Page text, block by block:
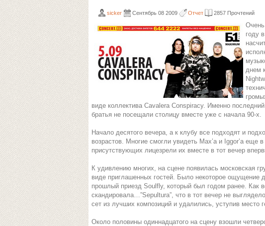
sicker Сентябрь 08 2009 Отчет 2857 Прочтений
году
днем
виде коллектива Cavalera Conspiracy. Именно
братья не посещали столицу вместе уже с начала 90-х.
Начало десятого вечера, а к клубу все подходят и
возрастов. Многие смогли увидеть Max’a и Iggor’a еще
присутствующих лицезрели их вместе в тот вечер
К удивлению многих, на сцене появилась московская
виде приглашенных гостей. Было некоторое ощущение
прошлый приезд Soulfly, который был годом ранее. Как
скандировала…”Sepultura”, что в тот вечер не
сет из лучших композиций и удалились, уступив место
Около половины одиннадцатого на сцену взошли